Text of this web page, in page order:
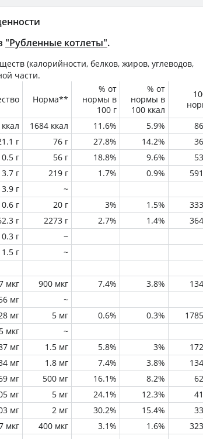
"Рубленные котлеты".
(калорийности, белков, жиров, углеводов,
части.
Норма**
% от
нормы в
100 г
% от
нормы в
100 ккал
1684 ккал 11.6% 5.9%
г 76 г 27.8% 14.2%
г 56 г 18.8% 9.6%
3.7 г 219 г 1.7% 0.9%
3.9 г
~
0.6 г 20 г 3% 1.5%
г 2273 г 2.7% 1.4%
0.3 г
~
1.5 г ~
мкг 900 мкг 7.4% 3.8%
мг
~
мг 5 мг 0.6% 0.3%
мкг
~
мг 1.5 мг 5.8% 3%
мг 1.8 мг 7.4% 3.8%
мг 500 мг 16.1% 8.2%
мг 5 мг 24.1% 12.3%
мг 2 мг 30.2% 15.4%
мкг 400 мкг 3.1% 1.6%